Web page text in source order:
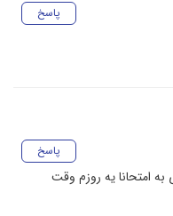
پاسخ
پاسخ
دی به امتحانا یه روزم وقت